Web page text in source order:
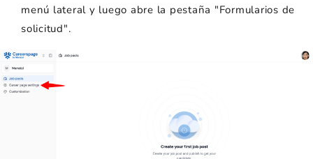
menú lateral y luego abre la pestaña "Formularios de
solicitud".